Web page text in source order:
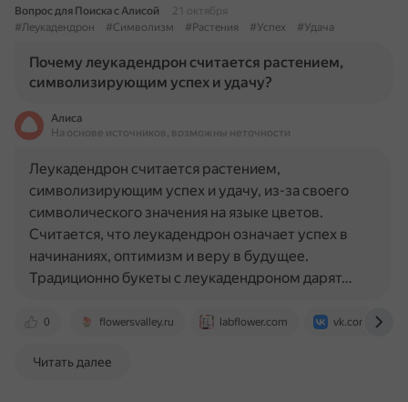
Вопрос для Поиска с Алисой
21 октября
#Леукадендрон
#Символизм #Растения #Успех #Удача
Почему леукадендрон считается растением,
символизирующим успех и удачу?
Алиса
На основе источников, возможны неточности
0 flowersvalley.ru labflower.com vk.com
Леукадендрон считается растением,
символизирующим успех и удачу, из-за своего
символического значения на языке цветов.
Считается, что леукадендрон означает успех в
начинаниях, оптимизм и веру в будущее.
Традиционно букеты с леукадендроном дарят…
Читать далее